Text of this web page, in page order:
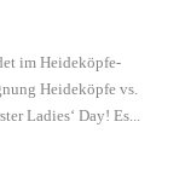
im Heideköpfe-
Heideköpfe vs.
Ladies‘ Day! Es...